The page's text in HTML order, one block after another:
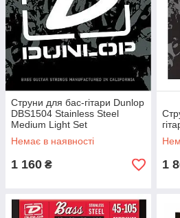
Струни для бас-гітари Dunlop
DBS1504 Stainless Steel
Medium Light Set
Немає в наявності
1 160 ₴ 1